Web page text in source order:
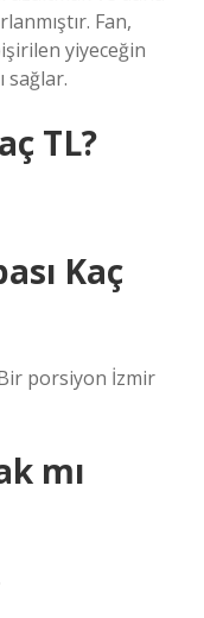
Fan,
yiyeceğin
sağlar.
TL?
Kaç
porsiyon İzmir
mı